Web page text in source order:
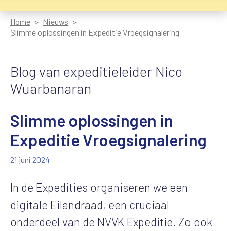
Home
Nieuws
Slimme oplossingen in Expeditie Vroegsignalering
Blog van expeditieleider Nico
Wuarbanaran
Slimme oplossingen in
Expeditie Vroegsignalering
21 juni 2024
In de Expedities organiseren we een
digitale Eilandraad, een cruciaal
onderdeel van de NVVK Expeditie. Zo ook